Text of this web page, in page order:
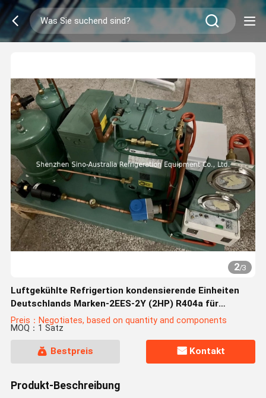
2/3
Luftgekühlte Refrigertion kondensierende Einheiten
Deutschlands Marken-2EES-2Y (2HP) R404a für
Kühlraum-Kühlanlage
Preis：Negotiates, based on quantity and components
MOQ：1 Satz
Bestpreis Kontakt
Produkt-Beschreibung